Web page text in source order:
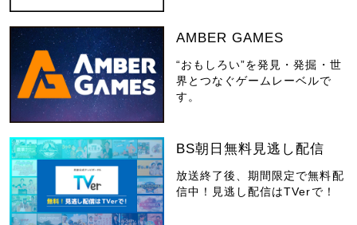
AMBER GAMES
“おもしろい”を発見・発掘・世
界とつなぐゲームレーベルで
す。
BS朝日無料見逃し配信
放送終了後、期間限定で無料配
信中！見逃し配信はTVerで！